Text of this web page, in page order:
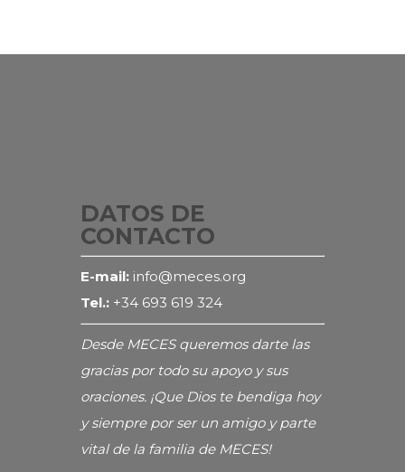
DATOS DE
CONTACTO
E-mail: info@meces.org
Tel.: +34 693 619 324
Desde MECES queremos darte las
gracias por todo su apoyo y sus
oraciones. ¡Que Dios te bendiga hoy
y siempre por ser un amigo y parte
vital de la familia de MECES!